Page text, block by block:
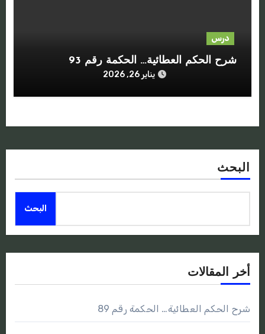
درس
شرح الحكم العطائية… الحكمة رقم 93
يناير 26, 2026
البحث
البحث
أخر المقالات
شرح الحكم العطائية… الحكمة رقم 89